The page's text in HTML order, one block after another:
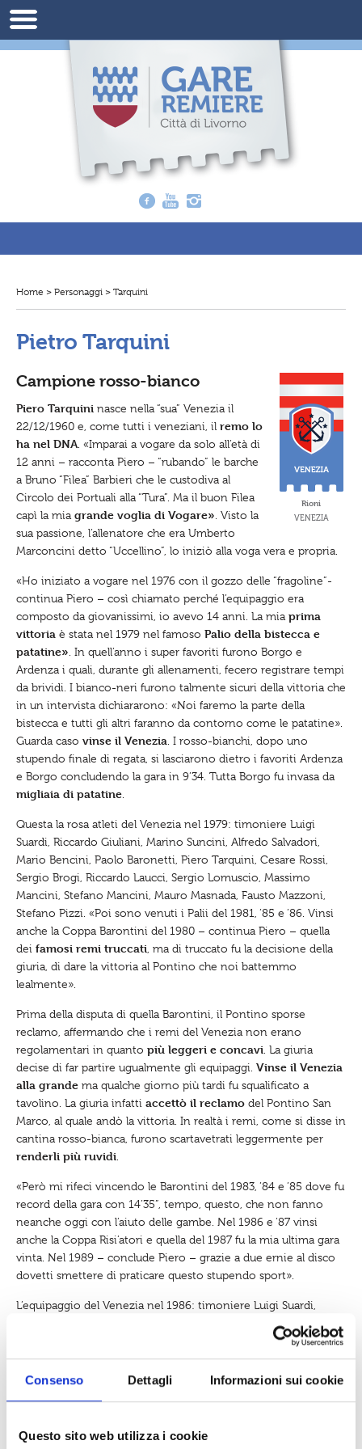
Consenso Dettagli Informazioni sui cookie
Questo sito web utilizza i cookie
T
o
v
u
.
.
:
Home > Personaggi > Tarquini
Pietro Tarquini
Rioni
VENEZIA
Campione rosso-bianco
Piero Tarquini nasce nella “sua” Venezia il
22/12/1960 e, come tutti i veneziani, il remo lo
ha nel DNA . «Imparai a vogare da solo all’età di
12 anni – racconta Piero – “rubando” le barche
a Bruno “Filea” Barbieri che le custodiva al
Circolo dei Portuali alla “Tura”. Ma il buon Filea
capì la mia grande voglia di Vogare» . Visto la
sua passione, l’allenatore che era Umberto
Marconcini detto “Uccellino”, lo iniziò alla voga vera e propria.
«Ho iniziato a vogare nel 1976 con il gozzo delle “fragoline”-
continua Piero – così chiamato perché l’equipaggio era
composto da giovanissimi, io avevo 14 anni. La mia prima
vittoria è stata nel 1979 nel famoso Palio della bistecca e
patatine» . In quell’anno i super favoriti furono Borgo e
Ardenza i quali, durante gli allenamenti, fecero registrare tempi
da brividi. I bianco-neri furono talmente sicuri della vittoria che
in un intervista dichiararono: «Noi faremo la parte della
bistecca e tutti gli altri faranno da contorno come le patatine».
Guarda caso vinse il Venezia . I rosso-bianchi, dopo uno
stupendo finale di regata, si lasciarono dietro i favoriti Ardenza
e Borgo concludendo la gara in 9’34. Tutta Borgo fu invasa da
migliaia di patatine
Questa la rosa atleti del Venezia nel 1979: timoniere Luigi
Suardi, Riccardo Giuliani, Marino Suncini, Alfredo Salvadori,
Mario Bencini, Paolo Baronetti, Piero Tarquini, Cesare Rossi,
Sergio Brogi, Riccardo Laucci, Sergio Lomuscio, Massimo
Mancini, Stefano Mancini, Mauro Masnada, Fausto Mazzoni,
Stefano Pizzi. «Poi sono venuti i Palii del 1981, ’85 e ’86. Vinsi
anche la Coppa Barontini del 1980 – continua Piero – quella
dei famosi remi truccati , ma di truccato fu la decisione della
giuria, di dare la vittoria al Pontino che noi battemmo
lealmente».
Prima della disputa di quella Barontini, il Pontino sporse
reclamo, affermando che i remi del Venezia non erano
regolamentari in quanto più leggeri e concavi . La giuria
decise di far partire ugualmente gli equipaggi. Vinse il Venezia
alla grande ma qualche giorno più tardi fu squalificato a
tavolino. La giuria infatti accettò il reclamo del Pontino San
Marco, al quale andò la vittoria. In realtà i remi, come si disse in
cantina rosso-bianca, furono scartavetrati leggermente per
renderli più ruvidi
«Però mi rifeci vincendo le Barontini del 1983, ’84 e ’85 dove fu
record della gara con 14’35”, tempo, questo, che non fanno
neanche oggi con l’aiuto delle gambe. Nel 1986 e ’87 vinsi
anche la Coppa Risi’atori e quella del 1987 fu la mia ultima gara
vinta. Nel 1989 – conclude Piero – grazie a due ernie al disco
dovetti smettere di praticare questo stupendo sport».
L’equipaggio del Venezia nel 1986: timoniere Luigi Suardi,
Stefano Mancini, Alfredo Salvadori, Fabrizio Pedani, Fabio
Turrini, Massimo Mancini, Fausto Mazzoni, Riccardo Giuliani,
Paolo Fiordi, Piero Tarquini, Vladimiro Mannocci. E’ certo che
negli anni ottanta il Venezia è stato unarmo quasi
storia
e Piero Tarquini è uno di loro.